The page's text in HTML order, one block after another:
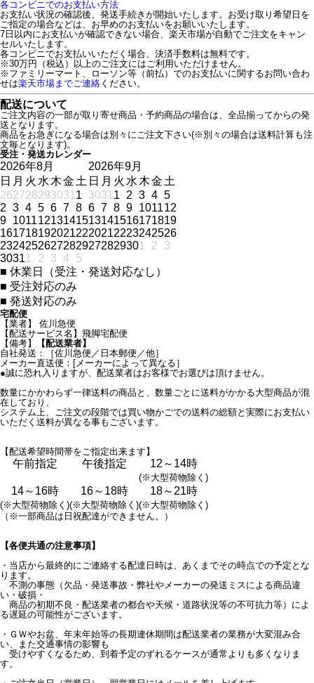
各コンビニでのお支払い方法
お支払い状況の確認後、発送手続きが開始いたします。お受け取り希望日を
ご指定の場合などは、お早めのお支払いをお願いいたします。
7日以内にお支払いが確認できない場合、楽天市場が自動でご注文をキャン
セルいたします。
各コンビニでお支払いいただく場合、決済手数料は無料です。
※30万円（税込）以上のご注文にはご利用いただけません。
※ファミリーマート、ローソン等（前払）でのお支払いに関するお問い合わ
せは楽天市場までご連絡 ください。
配送について
ご注文内容の一部が取り寄せ商品・予約商品の場合は、全品揃ってからの発
送となります。
商品をお急ぎになる場合は別々にご注文下さい(※別々の場合は送料計算も注
文毎となります)。
受注・発送カレンダー
2026年8月
日 月 火 水 木金 土
262728293031 1
2 3 4 5 6 7 8
9 101112131415
16171819202122
23242526272829
30311 2 3 4 5
2026年9月
日 月 火 水 木金 土
3031 1 2 3 4 5
6 7 8 9 101112
13141516171819
20212223242526
272829301 2 3
■ 休業日（受注・発送対応なし）
■ 受注対応のみ
■ 発送対応のみ
宅配便
【業者】 佐川急便
【配送サービス名】飛脚宅配便
【備考】
【配送業者】
自社発送：［佐川急便／日本郵便／他］
メーカー直送便：[メーカーによって異なる］
●誠に恐れ入りますが、配送業者はお客様でお選びは頂けません。
数量にかかわらず一律送料の商品と、数量ごとに送料がかかる大型商品が混
在しており、
システム上、ご注文の段階では買い物かごでの送料の総額と実際にお支払い
いただく送料が異なる事もございます。
【配送希望時間帯をご指定出来ます】
午前指定 午後指定 12～14時
(※大型荷物除く)
14～16時
(※大型荷物除く)
16～18時
(※大型荷物除く)
18～21時
(※大型荷物除く)
（※一部商品は日祝配達ができません。）
【各便共通の注意事項】
・当店から最終的にご連絡する配達日時は、あくまでその時点での予定とな
ります。
不測の事態（欠品・発送事故・弊社やメーカーの発送ミスによる商品違
い・破損・
商品の初期不良・配送業者の都合や天候・道路状況等の不可抗力等）によ
る遅延の可能性がございます。
・ＧＷやお盆、年末年始等の長期連休期間は配送業者の業務が大変混み合
い、また交通事情の影響も
受けやすくなるため、到着予定のずれるケースが通常よりも多くなりま
す。